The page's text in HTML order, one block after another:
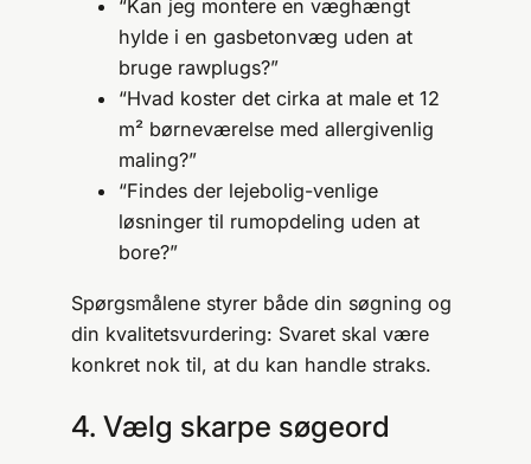
“Kan jeg montere en væghængt
hylde i en gasbetonvæg uden at
bruge rawplugs?”
“Hvad koster det cirka at male et 12
m² børneværelse med allergivenlig
maling?”
“Findes der lejebolig-venlige
løsninger til rumopdeling uden at
bore?”
Spørgsmålene styrer både din søgning og
din kvalitetsvurdering: Svaret skal være
konkret nok til, at du kan handle straks.
4. Vælg skarpe søgeord